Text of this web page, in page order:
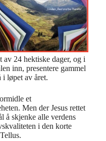
24 hektiske dager, og i
inn, presentere gammel
løpet av året.
et
Men der Jesus rettet
å skjenke alle verdens
i den korte